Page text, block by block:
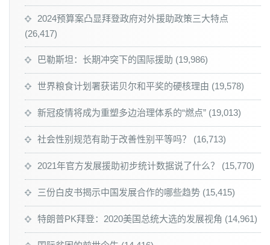
2024预算案凸显拜登政府对外援助政策三大特点
(26,417)
巴勒斯坦：长期冲突下的国际援助 (19,986)
世界粮食计划署获诺贝尔和平奖的硬核理由 (19,578)
新冠疫情将成为重塑多边治理体系的“燃点” (19,013)
社会性别规范有助于改善性别平等吗？ (16,713)
2021年官方发展援助初步统计数据说了什么？ (15,770)
三份白皮书揭示中国发展合作的哪些趋势 (15,415)
特朗普PK拜登：2020美国总统大选的发展视角 (14,961)